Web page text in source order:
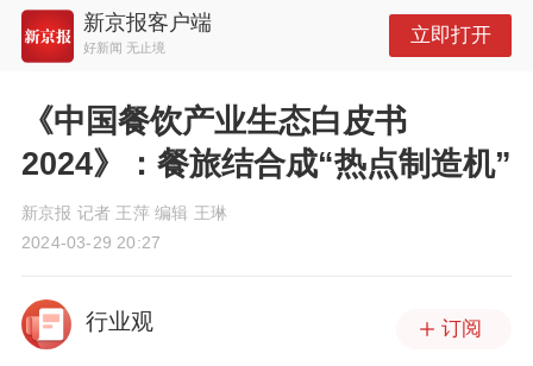
新京报客户端
好新闻 无止境
立即打开
《中国餐饮产业生态白皮书
2024》：餐旅结合成“热点制造机”
新京报 记者 王萍 编辑 王琳
2024-03-29 20:27
行业观 订阅